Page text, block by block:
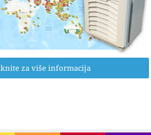
za više informacija